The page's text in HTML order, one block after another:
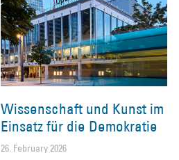
Wissenschaft und Kunst im
Einsatz für die Demokratie
26. February 2026